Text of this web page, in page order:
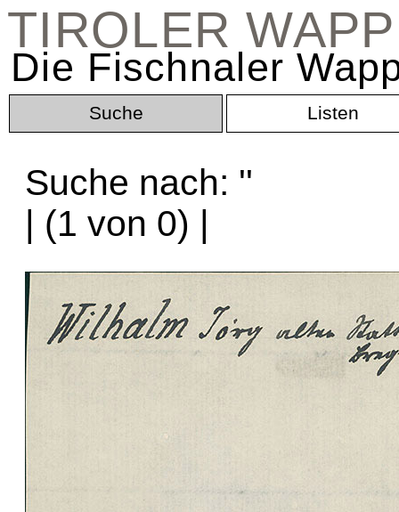
TIROLER
Die Fischnaler
Suche Listen
Suche nach: ''
| (1 von 0) |